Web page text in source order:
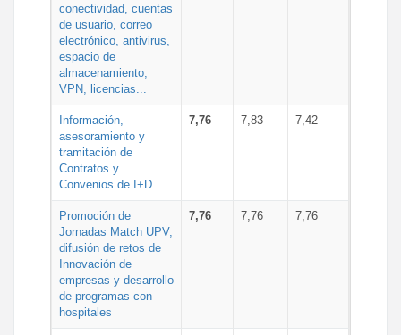
conectividad, cuentas
de usuario, correo
electrónico, antivirus,
espacio de
almacenamiento,
VPN, licencias...
Información,
asesoramiento y
tramitación de
Contratos y
Convenios de I+D
7,76 7,83 7,42
Promoción de
Jornadas Match UPV,
difusión de retos de
Innovación de
empresas y desarrollo
de programas con
hospitales
7,76 7,76 7,76